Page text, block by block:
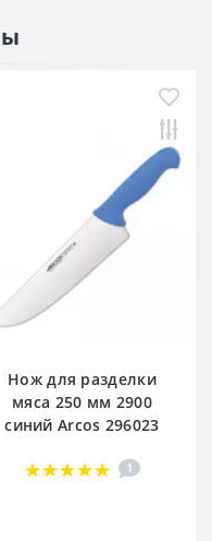
Нож для разделки
мяса 250 мм 2900
синий Arcos 296023
1